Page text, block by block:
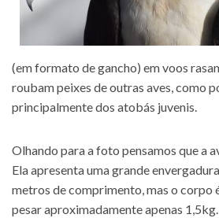
(em formato de gancho) em voos
roubam peixes de outras aves, como
principalmente dos atobás juvenis.
Olhando para a foto pensamos que a
Ela apresenta uma grande
metros de comprimento, mas o corpo
pesar aproximadamente apenas 1,5kg.